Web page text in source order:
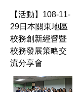
【活動】108-11-
29日本關東地區
校務創新經營暨
校務發展策略交
流分享會